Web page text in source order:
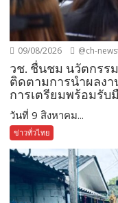
09/08/2026 @ch-
วช. ชื่นชม นวัตกรร
ติดตามการนำผลง
การเตรียมพร้อมรับ
วันที่ 9 สิงหาคม...
ข่าวทั่วไทย